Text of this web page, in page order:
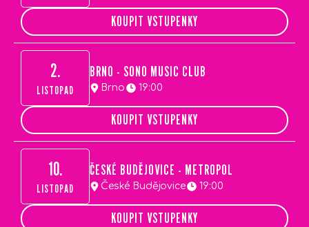
KOUPIT VSTUPENKY
2.
LISTOPAD
BRNO - SONO MUSIC CLUB
Brno 19:00
KOUPIT VSTUPENKY
10.
LISTOPAD
ČESKÉ BUDĚJOVICE - METROPOL
České Budějovice 19:00
KOUPIT VSTUPENKY